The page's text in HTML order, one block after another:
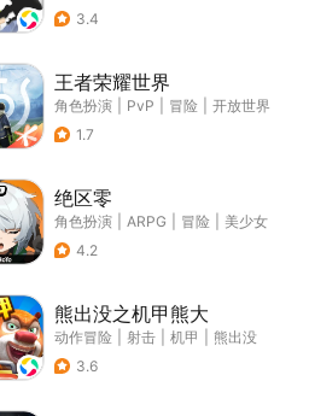
3.4
王者荣耀世界
角色扮演 PvP 冒险
开放世界
1.7
绝区零
角色扮演 ARPG 冒险
美少女
4.2
熊出没之机甲熊大
动作冒险 射击 机甲
熊出没
3.6